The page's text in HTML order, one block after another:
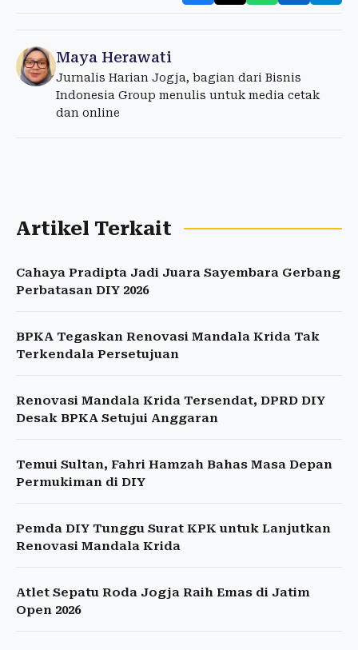
Maya Herawati
Jurnalis Harian Jogja, bagian dari Bisnis
Indonesia Group menulis untuk media cetak
dan online
Artikel Terkait
Cahaya Pradipta Jadi Juara Sayembara Gerbang
Perbatasan DIY 2026
BPKA Tegaskan Renovasi Mandala Krida Tak
Terkendala Persetujuan
Renovasi Mandala Krida Tersendat, DPRD DIY
Desak BPKA Setujui Anggaran
Temui Sultan, Fahri Hamzah Bahas Masa Depan
Permukiman di DIY
Pemda DIY Tunggu Surat KPK untuk Lanjutkan
Renovasi Mandala Krida
Atlet Sepatu Roda Jogja Raih Emas di Jatim
Open 2026